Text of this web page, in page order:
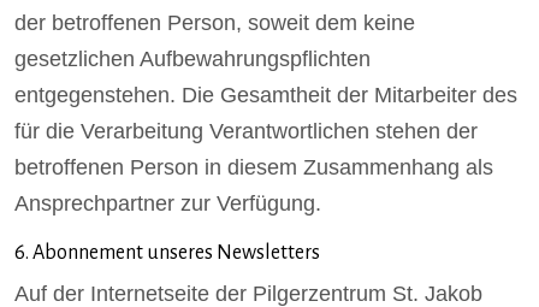
der betroffenen Person, soweit dem keine
gesetzlichen Aufbewahrungspflichten
entgegenstehen. Die Gesamtheit der Mitarbeiter des
für die Verarbeitung Verantwortlichen stehen der
betroffenen Person in diesem Zusammenhang als
Ansprechpartner zur Verfügung.
6. Abonnement unseres Newsletters
Auf der Internetseite der Pilgerzentrum St. Jakob